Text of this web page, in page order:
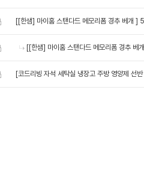
[[한샘] 마이홈 스탠다드 메모리폼 경추 베개 ]
[[한샘] 마이홈 스탠다드 메모리폼 경추 베
[코드리빙 자석 세탁실 냉장고 주방 영양제